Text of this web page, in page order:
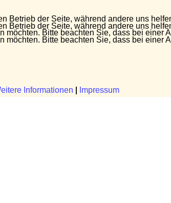
der Seite, während andere uns
Bitte beachten Sie, dass bei
Informationen Impressum
der Seite, während andere uns
Bitte beachten Sie, dass bei
Informationen Impressum